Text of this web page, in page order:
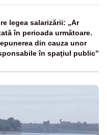
legea salarizării: „Ar
în perioada următoare.
din cauza unor
în spaţiul public”